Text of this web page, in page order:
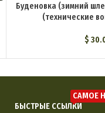
Буденовка (зимний
(технические
$
БЫСТРЫЕ ССЫЛКИ
САМОЕ